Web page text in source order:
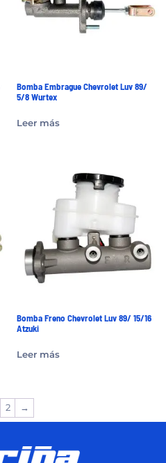
Bomba Embrague Chevrolet Luv 89/
5/8 Wurtex
Leer más
Bomba Freno Chevrolet Luv 89/ 15/16
Atzuki
Leer más
2 →